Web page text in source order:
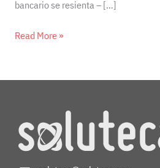
bancario se resienta – […]
Read More »